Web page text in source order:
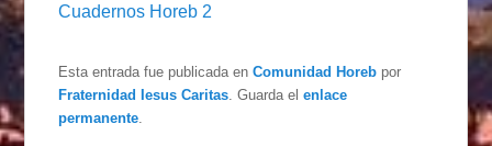
Cuadernos Horeb 2
Esta entrada fue publicada enComunidad Horeb por
Fraternidad Iesus Caritas . Guarda elenlace
permanente